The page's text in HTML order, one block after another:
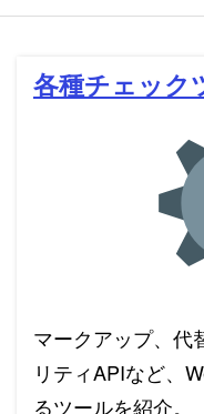
各種チェック
マークアップ、代
リティAPIなど、
るツールを紹介。